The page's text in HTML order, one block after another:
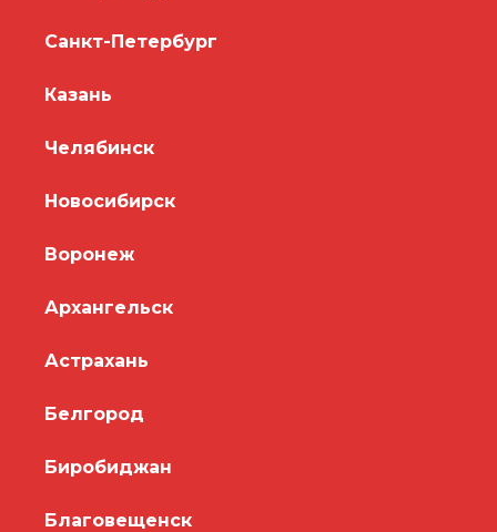
Санкт-Петербург
Казань
Челябинск
Новосибирск
Воронеж
Архангельск
Астрахань
Белгород
Биробиджан
Благовещенск